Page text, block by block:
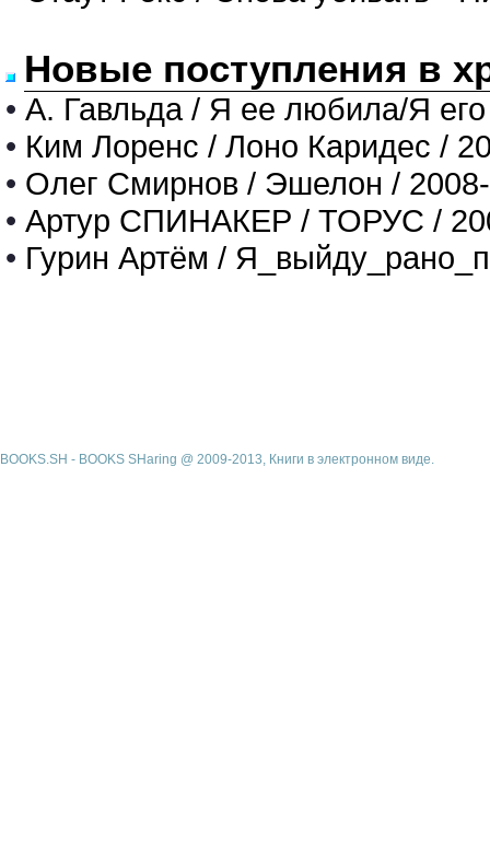
Новые поступления в
• А. Гавльда / Я ее любила/Я
• Ким Лоренс / Лоно Каридес /
• Олег Смирнов / Эшелон /
• Артур СПИНАКЕР / ТОРУС /
• Гурин Артём /
BOOKS.SH - BOOKS SHaring @ 2009-2013, Книги в электронном виде.